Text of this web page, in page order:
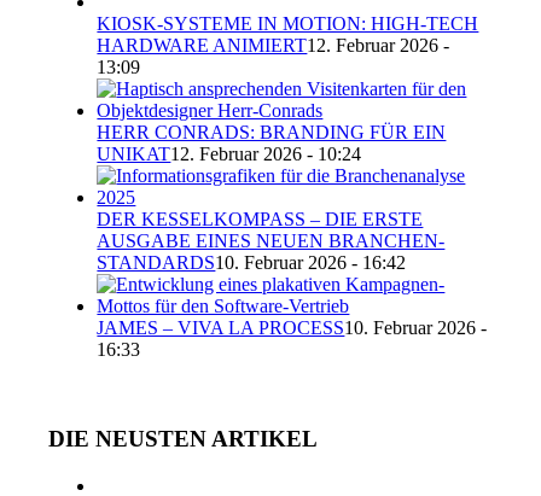
KIOSK-SYSTEME IN MOTION: HIGH-TECH
HARDWARE ANIMIERT12. Februar 2026 -
13:09
HERR CONRADS: BRANDING FÜR EIN
UNIKAT12. Februar 2026 - 10:24
DER KESSELKOMPASS – DIE ERSTE
AUSGABE EINES NEUEN BRANCHEN-
STANDARDS10. Februar 2026 - 16:42
JAMES – VIVA LA PROCESS10. Februar 2026 -
16:33
DIE NEUSTEN ARTIKEL